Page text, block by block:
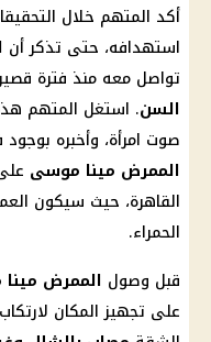
أكد المتهم خلال
استهدافه، حتى تذكر أن
تواصل معه منذ فترة
السن. استغل المتهم
صوت امرأة، وأخبره بوجود
الممرض مينا موسى
القاهرة، حيث سيكون
الحمراء.
قبل وصول الممرض
على تجهيز المكان